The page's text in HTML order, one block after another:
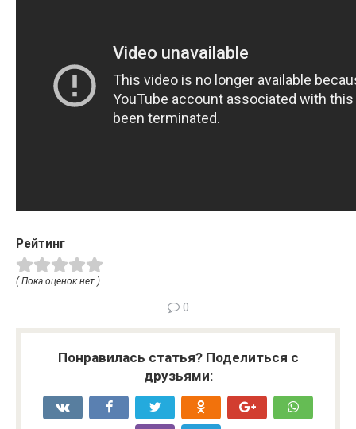
Рейтинг
( Пока оценок нет )
0
Понравилась статья? Поделиться с
друзьями: